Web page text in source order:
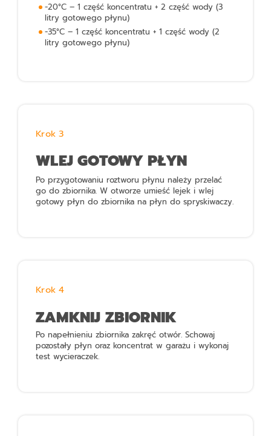
-20°C – 1 część koncentratu + 2 część wody (3
litry gotowego płynu)
-35°C – 1 część koncentratu + 1 część wody (2
litry gotowego płynu)
Krok 3
WLEJ GOTOWY PŁYN
Po przygotowaniu roztworu płynu należy przelać
go do zbiornika. W otworze umieść lejek i wlej
gotowy płyn do zbiornika na płyn do spryskiwaczy.
Krok 4
ZAMKNIJ ZBIORNIK
Po napełnieniu zbiornika zakręć otwór. Schowaj
pozostały płyn oraz koncentrat w garażu i wykonaj
test wycieraczek.